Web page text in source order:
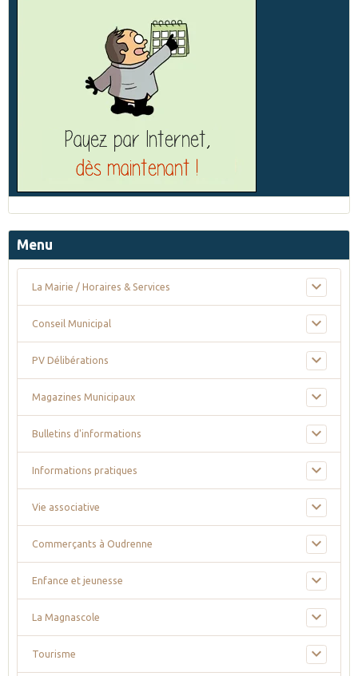
Menu
La Mairie / Horaires & Services
Conseil Municipal
PV Délibérations
Magazines Municipaux
Bulletins d'informations
Informations pratiques
Vie associative
Commerçants à Oudrenne
Enfance et jeunesse
La Magnascole
Tourisme